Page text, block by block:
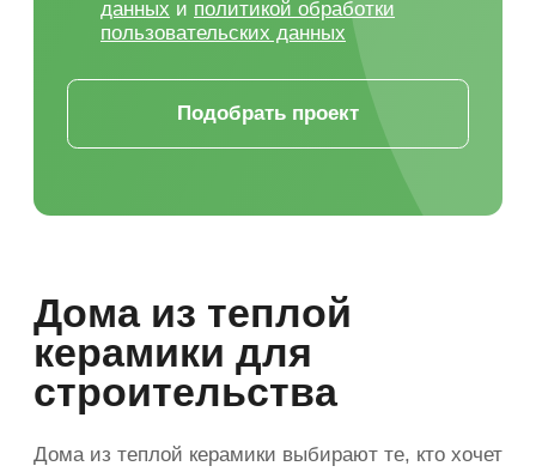
Перед строительством важно
проверить, как дом размещается
въезд, стороны света, рельеф,
Адаптация проекта
под участок
Надежный застройщик помогает пройти
путь от подбора проекта до сдачи дома
расходов и переделок на стройке.